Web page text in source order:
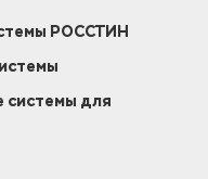
РОССТИН
для